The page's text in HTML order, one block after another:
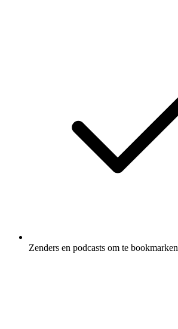
Zenders en podcasts om te bookmarken